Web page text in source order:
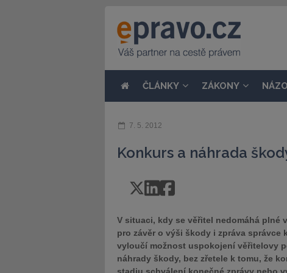
ČLÁNKY ZÁKONY
7. 5. 2012
Konkurs a náhrada
V situaci, kdy se věřitel nedomáhá plné
pro závěr o výši škody i zpráva
vyloučí možnost uspokojení věřitelovy
náhrady škody, bez zřetele k tomu, že